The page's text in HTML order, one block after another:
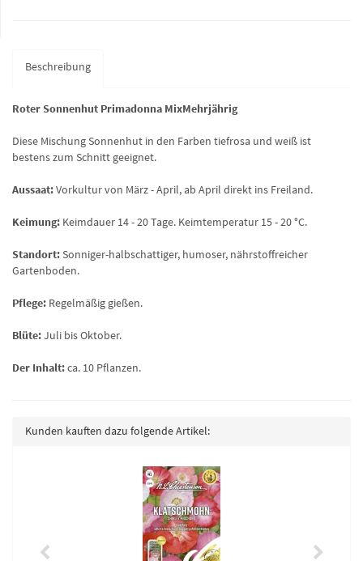
Beschreibung
Roter Sonnenhut Primadonna MixMehrjährig
Diese Mischung Sonnenhut in den Farben tiefrosa und weiß ist
bestens zum Schnitt geeignet.
Aussaat:Vorkultur von März - April, ab April direkt ins Freiland.
Keimung: Keimdauer 14 - 20 Tage. Keimtemperatur 15 - 20 °C.
Standort:Sonniger-halbschattiger, humoser, nährstoffreicher
Gartenboden.
Pflege: Regelmäßig gießen.
Blüte:Juli bis Oktober.
Der Inhalt:ca. 10 Pflanzen.
Kunden kauften dazu folgende Artikel: